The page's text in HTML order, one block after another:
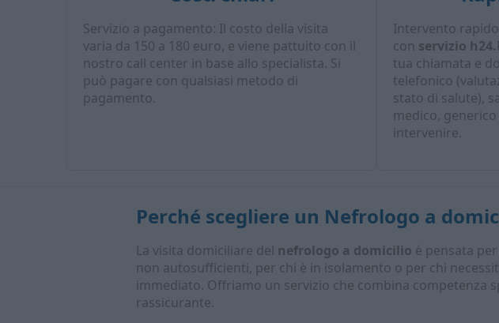
Servizio a pagamento: Il costo della visita
varia da 150 a 180 euro, e viene pattuito con il
nostro call center in base allo specialista. Si
può pagare con qualsiasi metodo di
pagamento.
Intervento rapido
con servizio h24.
tua chiamata e
telefonico
stato di salute),
medico,
intervenire.
Perché scegliere un Nefrologo a
La visita domiciliare del nefrologo a domicilio è pensata
non autosufficienti, per chi è in isolamento o per chi
immediato. Offriamo un servizio che combina
rassicurante.